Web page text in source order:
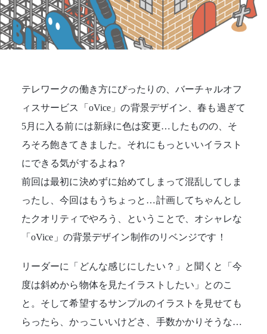
テレワークの働き方にぴったりの、バーチャルオフ
ィスサービス「oVice」の背景デザイン、春も過ぎて
5月に入る前には新緑に色は変更…したものの、そ
ろそろ飽きてきました。それにもっといいイラスト
にできる気がするよね？
前回 は最初に決めずに始めてしまって混乱してしま
ったし、今回はもうちょっと…計画してちゃんとし
たクオリティでやろう、ということで、オシャレな
「oVice」の背景デザイン制作のリベンジです！
リーダーに「どんな感じにしたい？」と聞くと「今
度は斜めから物体を見たイラストしたい」とのこ
と。そして希望するサンプルのイラストを見せても
らったら、かっこいいけどさ、手数かかりそうな…